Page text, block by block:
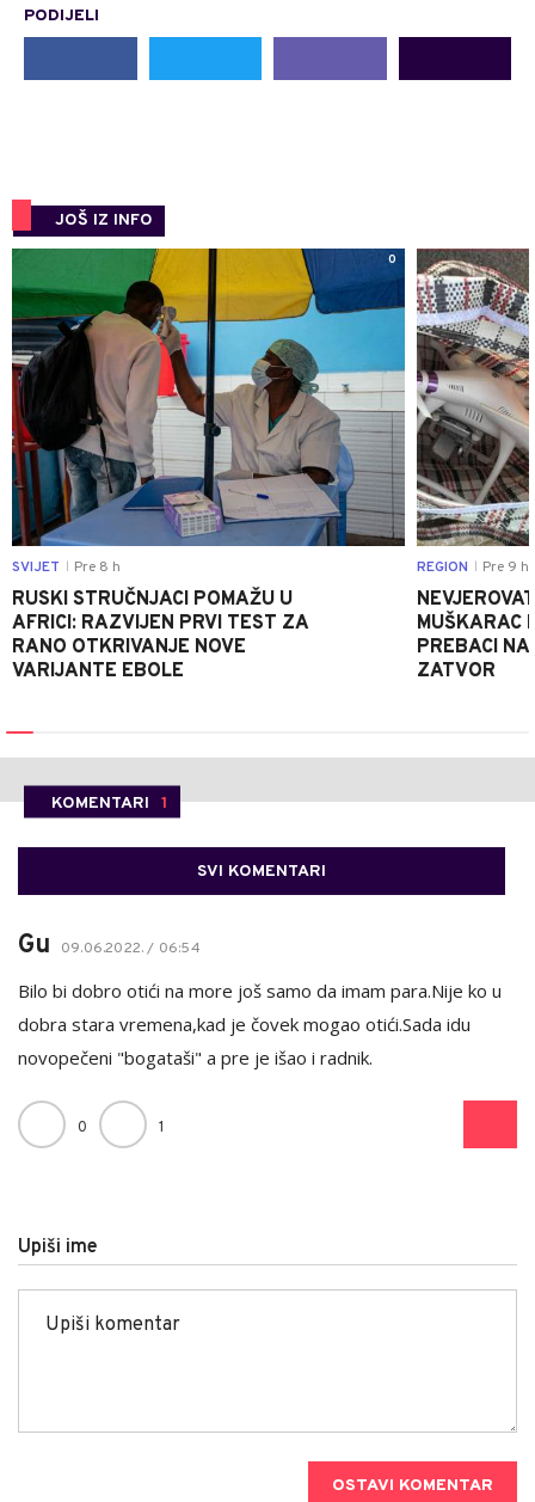
PODIJELI
JOŠ IZ INFO
0
SVIJET Pre 8 h
RUSKI STRUČNJACI POMAŽU U
AFRICI: RAZVIJEN PRVI TEST ZA
RANO OTKRIVANJE NOVE
VARIJANTE EBOLE
REGION Pre 9 h
MUŠKARAC
PREBACI
ZATVOR
KOMENTARI 1
SVI KOMENTARI
Gu 09.06.2022. / 06:54
Bilo bi dobro otići na more još samo da imam para.Nije ko u
dobra stara vremena,kad je čovek mogao otići.Sada idu
novopečeni "bogataši" a pre je išao i radnik.
0 1
Upiši ime
OSTAVI KOMENTAR